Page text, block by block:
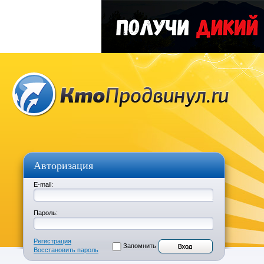
Авторизация
E-mail:
Пароль:
Регистрация
Восстановить пароль
Запомнить